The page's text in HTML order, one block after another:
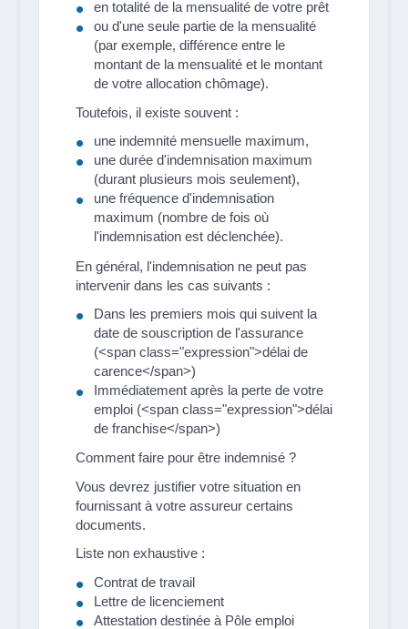
en totalité de la mensualité de votre prêt
ou d'une seule partie de la mensualité
(par exemple, différence entre le
montant de la mensualité et le montant
de votre allocation chômage).
Toutefois, il existe souvent :
une indemnité mensuelle maximum,
une durée d'indemnisation maximum
(durant plusieurs mois seulement),
une fréquence d'indemnisation
maximum (nombre de fois où
l'indemnisation est déclenchée).
En général, l'indemnisation ne peut pas
intervenir dans les cas suivants :
Dans les premiers mois qui suivent la
date de souscription de l'assurance
(<span class="expression">délai de
carence</span>)
Immédiatement après la perte de votre
emploi (<span class="expression">délai
de franchise</span>)
Comment faire pour être indemnisé ?
Vous devrez justifier votre situation en
fournissant à votre assureur certains
documents.
Liste non exhaustive :
Contrat de travail
Lettre de licenciement
Attestation destinée à Pôle emploi